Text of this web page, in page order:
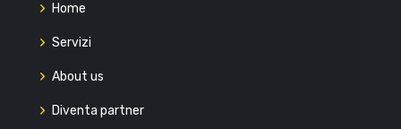
Home
Servizi
About us
Diventa partner